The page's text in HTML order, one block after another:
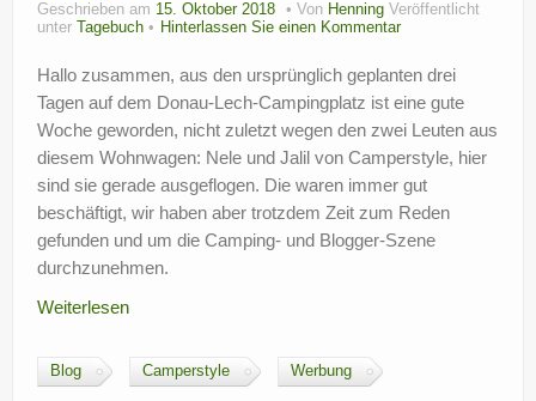
?
Geschrieben am 15. Oktober 2018 Von Henning Veröffentlicht
unter
Tagebuch Hinterlassen Sie einen Kommentar
Hallo zusammen, aus den ursprünglich geplanten drei
Tagen auf dem Donau-Lech-Campingplatz ist eine gute
Woche geworden, nicht zuletzt wegen den zwei Leuten aus
diesem Wohnwagen: Nele und Jalil von Camperstyle, hier
sind sie gerade ausgeflogen. Die waren immer gut
beschäftigt, wir haben aber trotzdem Zeit zum Reden
gefunden und um die Camping- und Blogger-Szene
durchzunehmen.
Weiterlesen
Blog Camperstyle Werbung